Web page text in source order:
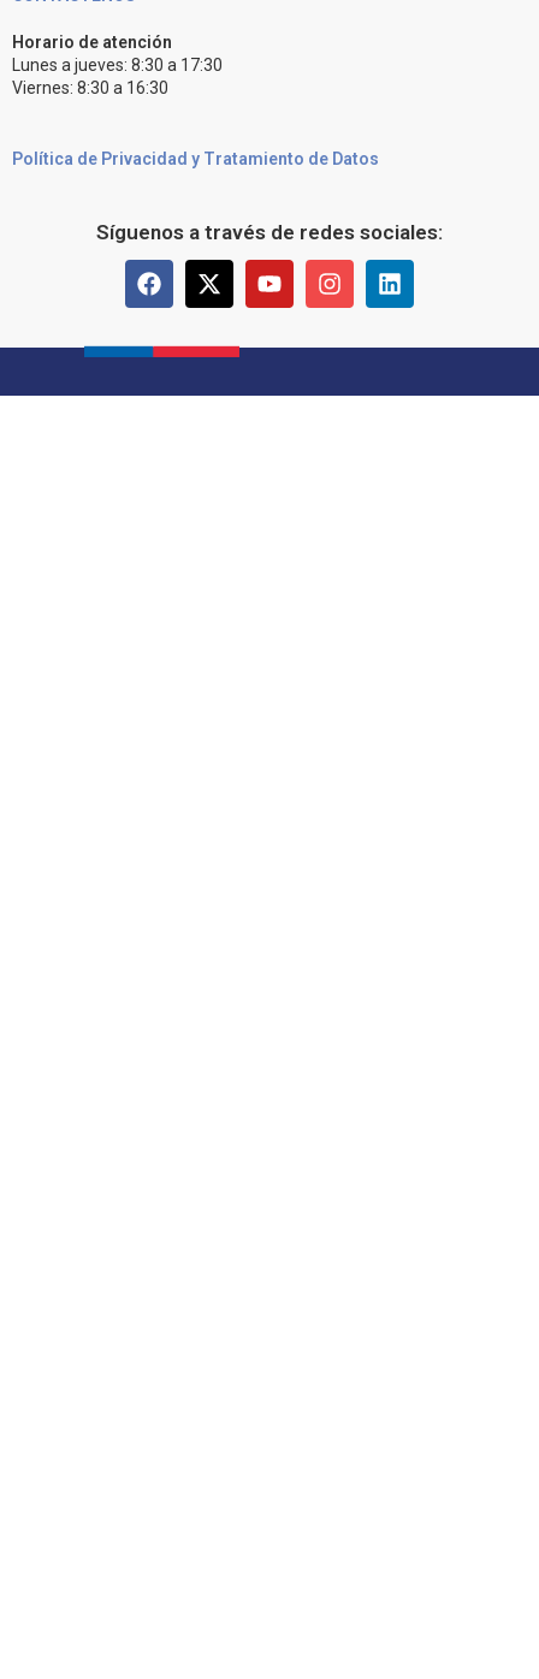
Horario de atención
Lunes a jueves: 8:30 a 17:30
Viernes: 8:30 a 16:30
Política de Privacidad y Tratamiento de Datos
Síguenos a través de redes sociales: